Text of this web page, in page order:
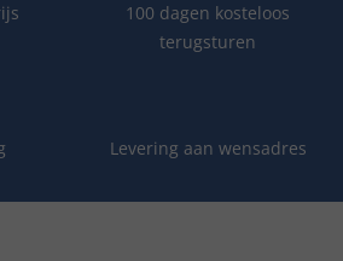
100 dagen kosteloos
terugsturen
Levering aan wensadres